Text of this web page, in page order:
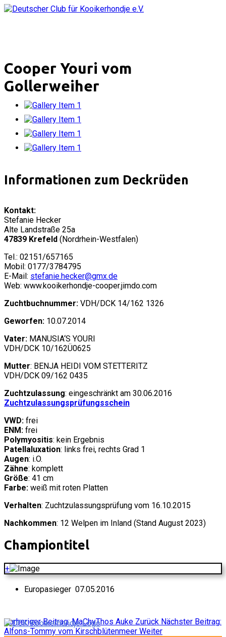
Cooper Youri vom
Gollerweiher
Informationen zum Deckrüden
Kontakt:
Stefanie Hecker
Alte Landstraße 25a
47839 Krefeld (Nordrhein-Westfalen)
Tel.: 02151/657165
Mobil: 0177/3784795
E-Mail: stefanie.hecker@gmx.de
Web: www.kooikerhondje-cooper.jimdo.com
Zuchtbuchnummer: VDH/DCK 14/162 1326
Geworfen: 10.07.2014
Vater: MANUSIA‘S YOURI
VDH/DCK 10/162Ü0625
Mutter: BENJA HEIDI VOM STETTERITZ
VDH/DCK 09/162 0435
Zuchtzulassung: eingeschränkt am 30.06.2016
Zuchtzulassungsprüfungsschein
VWD: frei
ENM: frei
Polymyositis: kein Ergebnis
Patellaluxation: links frei, rechts Grad 1
Augen: i.O.
Zähne: komplett
Größe: 41 cm
Farbe: weiß mit roten Platten
Verhalten: Zuchtzulassungsprüfung vom 16.10.2015
Nachkommen: 12 Welpen im Inland (Stand August 2023)
Championtitel
+
Europasieger 07.05.2016
Vorheriger Beitrag: MaChyThos Auke Zurück Nächster Beitrag:
Alfons-Tommy vom Kirschblütenmeer Weiter